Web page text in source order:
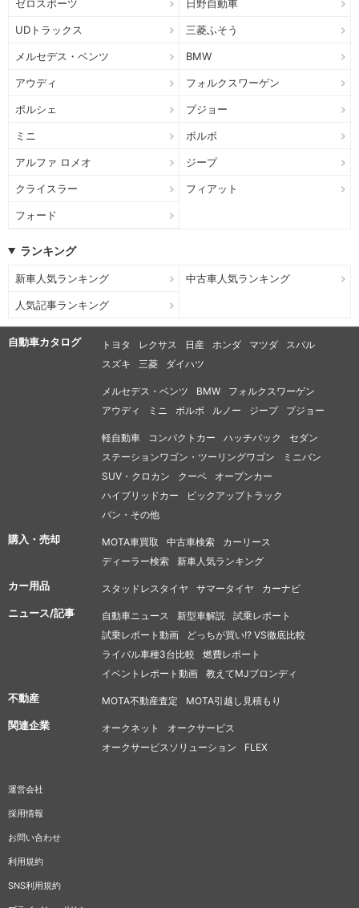
ゼロスポーツ 日野自動車
UDトラックス 三菱ふそう
メルセデス・ベンツ BMW
アウディ フォルクスワーゲン
ポルシェ プジョー
ミニ ボルボ
アルファ ロメオ ジープ
クライスラー フィアット
フォード
ランキング
新車人気ランキング 中古車人気ランキング
人気記事ランキング
自動車カタログ トヨタ レクサス 日産 ホンダ マツダ
スバル
スズキ
三菱 ダイハツ
メルセデス・ベンツ BMW
フォルクスワーゲン
アウディ
ミニ ボルボ ルノー ジープ プジョー
軽自動車 コンパクトカー ハッチバック
セダン
ステーションワゴン・ツーリングワゴン
ミニバン
SUV・クロカン
クーペ
オープンカー
ハイブリッドカー
ピックアップトラック
バン・その他
購入・売却 MOTA車買取 中古車検索
カーリース
ディーラー検索
新車人気ランキング
カー用品 スタッドレスタイヤ サマータイヤ カーナビ
ニュース/記事 自動車ニュース 新型車解説
試乗レポート
試乗レポート動画
どっちが買い!? VS徹底比較
ライバル車種3台比較
燃費レポート
イベントレポート動画
教えてMJブロンディ
不動産 MOTA不動産査定 MOTA引越し見積もり
関連企業 オークネット
オークサービス
オークサービスソリューション
FLEX
運営会社
採用情報
お問い合わせ
利用規約
SNS利用規約